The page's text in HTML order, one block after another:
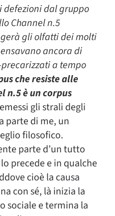
dal gruppo
Channel n.5
gli olfatti dei molti
ancora di
a tempo
che resiste alle
n.5 è un corpus
gli strali degli
parte di me, un
filosofico.
parte d’un tutto
precede e in qualche
cioè la causa
con sé, là inizia la
sociale e termina la